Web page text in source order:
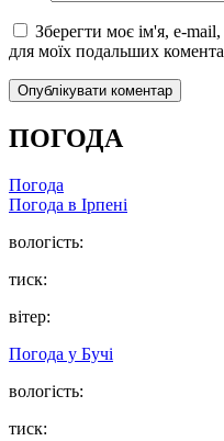
Зберегти моє ім'я, e-
для моїх подальших
ПОГОДА
Погода
Погода в Ірпені
вологість:
тиск:
вітер:
Погода у Бучі
вологість:
тиск: